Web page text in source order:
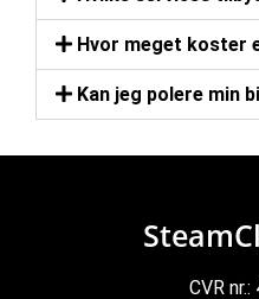
Hvor meget koster
Kan jeg polere min
CVR